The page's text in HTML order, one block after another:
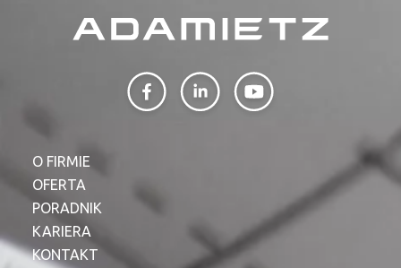
O FIRMIE
OFERTA
PORADNIK
KARIERA
KONTAKT